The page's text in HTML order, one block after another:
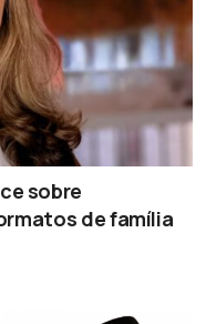
sobre
de família